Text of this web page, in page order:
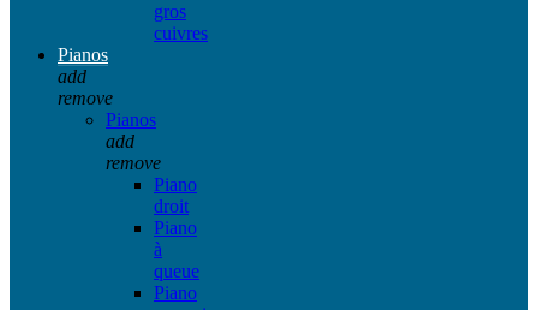
gros
cuivres
Pianos
add
remove
Pianos
add
remove
Piano
droit
Piano
à
queue
Piano